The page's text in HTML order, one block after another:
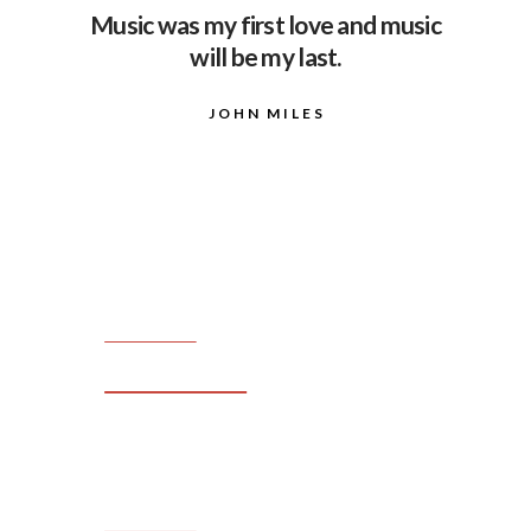
Music was my first love and music
will be my last.
JOHN MILES